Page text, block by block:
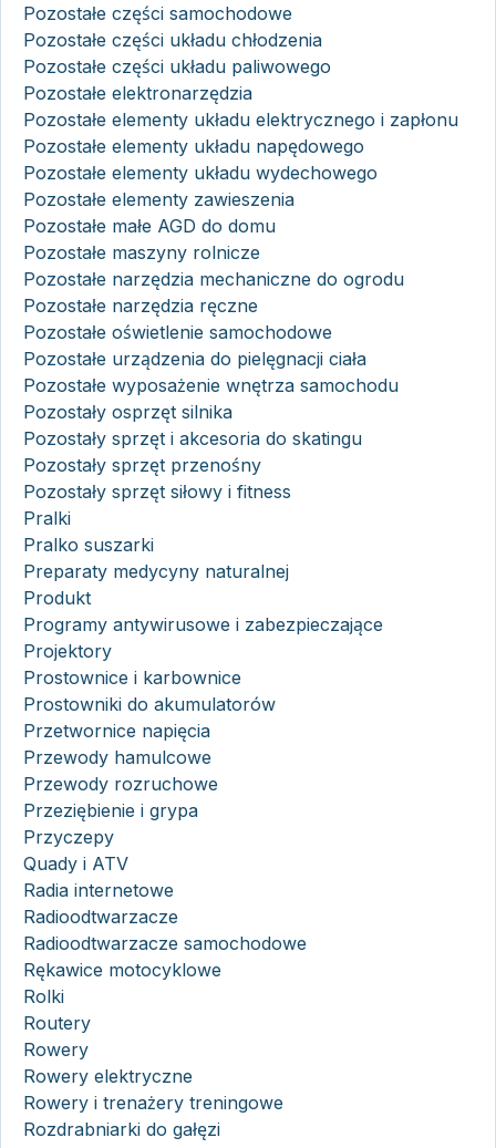
Pozostałe części samochodowe
Pozostałe części układu chłodzenia
Pozostałe części układu paliwowego
Pozostałe elektronarzędzia
Pozostałe elementy układu elektrycznego i zapłonu
Pozostałe elementy układu napędowego
Pozostałe elementy układu wydechowego
Pozostałe elementy zawieszenia
Pozostałe małe AGD do domu
Pozostałe maszyny rolnicze
Pozostałe narzędzia mechaniczne do ogrodu
Pozostałe narzędzia ręczne
Pozostałe oświetlenie samochodowe
Pozostałe urządzenia do pielęgnacji ciała
Pozostałe wyposażenie wnętrza samochodu
Pozostały osprzęt silnika
Pozostały sprzęt i akcesoria do skatingu
Pozostały sprzęt przenośny
Pozostały sprzęt siłowy i fitness
Pralki
Pralko suszarki
Preparaty medycyny naturalnej
Produkt
Programy antywirusowe i zabezpieczające
Projektory
Prostownice i karbownice
Prostowniki do akumulatorów
Przetwornice napięcia
Przewody hamulcowe
Przewody rozruchowe
Przeziębienie i grypa
Przyczepy
Quady i ATV
Radia internetowe
Radioodtwarzacze
Radioodtwarzacze samochodowe
Rękawice motocyklowe
Rolki
Routery
Rowery
Rowery elektryczne
Rowery i trenażery treningowe
Rozdrabniarki do gałęzi